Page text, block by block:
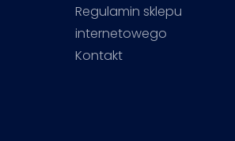
Regulamin sklepu
internetowego
Kontakt